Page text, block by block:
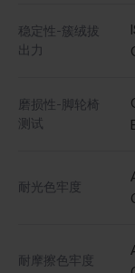
稳定性-簇绒拔
出力
磨损性-脚轮椅
测试
耐光色牢度
耐摩擦色牢度